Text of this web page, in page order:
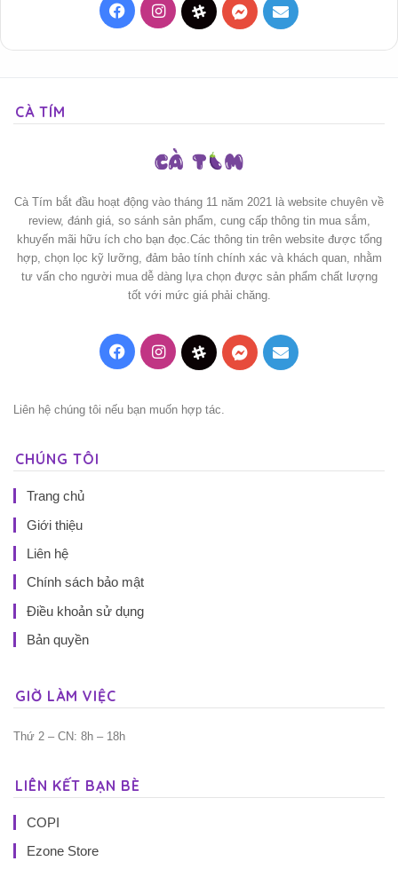
FacebookInstagramThreadsMessenger
Mail
CÀ TÍM
Cà Tím bắt đầu hoạt động vào tháng 11 năm 2021 là website chuyên về
review, đánh giá, so sánh sản phẩm, cung cấp thông tin mua sắm,
khuyến mãi hữu ích cho bạn đọc.Các thông tin trên website được tổng
hợp, chọn lọc kỹ lưỡng, đảm bảo tính chính xác và khách quan, nhằm
tư vấn cho người mua dễ dàng lựa chọn được sản phẩm chất lượng
tốt với mức giá phải chăng.
FacebookInstagramThreadsMessenger
Mail
Liên hệ chúng tôi nếu bạn muốn hợp tác.
CHÚNG TÔI
Trang chủ
Giới thiệu
Liên hệ
Chính sách bảo mật
Điều khoản sử dụng
Bản quyền
GIỜ LÀM VIỆC
Thứ 2 – CN: 8h – 18h
LIÊN KẾT BẠN BÈ
COPI
Ezone Store